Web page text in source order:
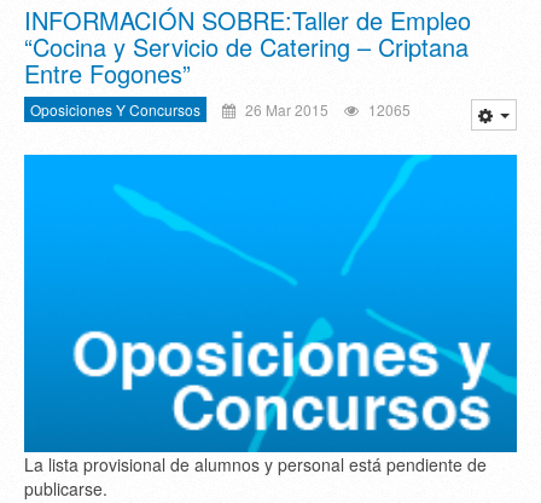
INFORMACIÓN SOBRE:Taller de Empleo
“Cocina y Servicio de Catering – Criptana
Entre Fogones”
Oposiciones Y Concursos 26 Mar 2015 12065
La lista provisional de alumnos y personal está pendiente de
publicarse.